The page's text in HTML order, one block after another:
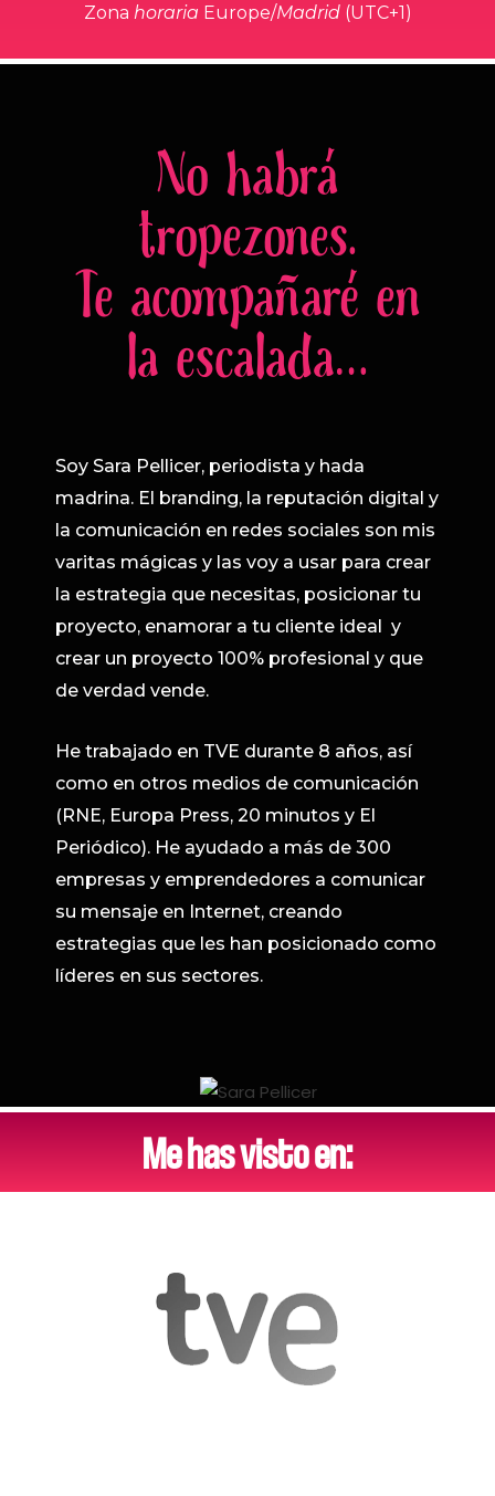
Zona horaria Europe/Madrid(UTC+1)
No habrá
tropezones.
Te acompañaré en
la escalada…
Soy Sara Pellicer, periodista y hada
madrina. El branding, la reputación digital y
la comunicación en redes sociales son mis
varitas mágicas y las voy a usar para crear
la estrategia que necesitas, posicionar tu
proyecto, enamorar a tu cliente ideal y
crear un proyecto 100% profesional y que
de verdad vende.
He trabajado en TVE durante 8 años, así
como en otros medios de comunicación
(RNE, Europa Press, 20 minutos y El
Periódico). He ayudado a más de 300
empresas y emprendedores a comunicar
su mensaje en Internet, creando
estrategias que les han posicionado como
líderes en sus sectores.
Me has visto en: